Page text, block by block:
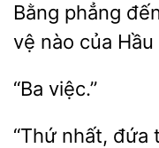
Bằng phẳng
vệ nào
“Thứ nhất, đứa